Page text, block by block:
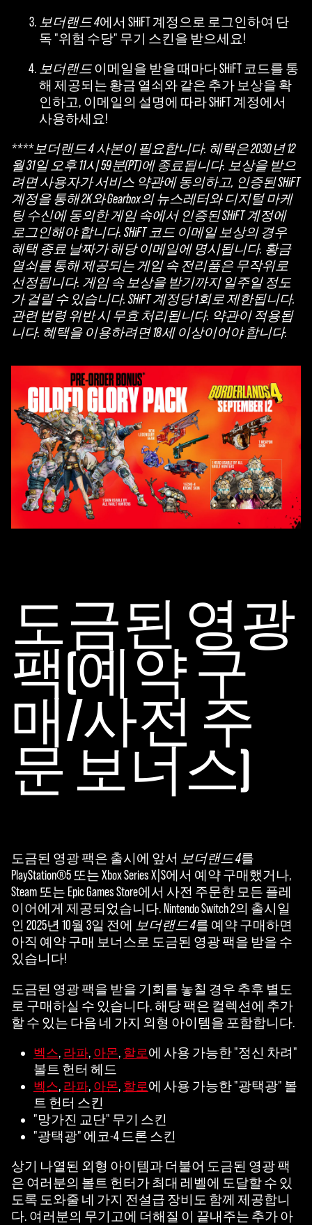
보더랜드 4에서 SHiFT 계정으로 로그인하여 단
독 "위험 수당" 무기 스킨을 받으세요!
보더랜드이메일을 받을 때마다 SHiFT 코드를 통
해 제공되는 황금 열쇠와 같은 추가 보상을 확
인하고, 이메일의 설명에 따라 SHiFT 계정에서
사용하세요!
****보더랜드 4 사본이 필요합니다. 혜택은 2030년 12
월 31일 오후 11시 59분(PT)에 종료됩니다. 보상을 받으
려면 사용자가 서비스 약관에 동의하고, 인증된 SHiFT
계정을 통해 2K와 Gearbox의 뉴스레터와 디지털 마케
팅 수신에 동의한 게임 속에서 인증된 SHiFT 계정에
로그인해야 합니다. SHiFT 코드 이메일 보상의 경우
혜택 종료 날짜가 해당 이메일에 명시됩니다. 황금
열쇠를 통해 제공되는 게임 속 전리품은 무작위로
선정됩니다. 게임 속 보상을 받기까지 일주일 정도
가 걸릴 수 있습니다. SHiFT 계정당 1회로 제한됩니다.
관련 법령 위반 시 무효 처리됩니다. 약관이 적용됩
니다. 혜택을 이용하려면 18세 이상이어야 합니다.
도금된 영광
팩(예약 구
매/사전 주
문 보너스)
도금된 영광 팩은 출시에 앞서 보더랜드 4를
PlayStation®5 또는 Xbox Series X|S에서 예약 구매했거나,
Steam 또는 Epic Games Store에서 사전 주문한 모든 플레
이어에게 제공되었습니다. Nintendo Switch 2의 출시일
인 2025년 10월 3일 전에 보더랜드 4를 예약 구매하면
아직 예약 구매 보너스로 도금된 영광 팩을 받을 수
있습니다!
도금된 영광 팩을 받을 기회를 놓칠 경우 추후 별도
로 구매하실 수 있습니다. 해당 팩은 컬렉션에 추가
할 수 있는 다음 네 가지 외형 아이템을 포함합니다.
벡스, 라파, 아몬, 할로 에 사용 가능한 "정신 차려"
볼트 헌터 헤드
벡스, 라파, 아몬, 할로 에 사용 가능한 "광택광" 볼
트 헌터 스킨
"망가진 교단" 무기 스킨
"광택광" 에코-4 드론 스킨
상기 나열된 외형 아이템과 더불어 도금된 영광 팩
은 여러분의 볼트 헌터가 최대 레벨에 도달할 수 있
도록 도와줄 네 가지 전설급 장비도 함께 제공합니
다. 여러분의 무기고에 더해질 이 끝내주는 추가 아